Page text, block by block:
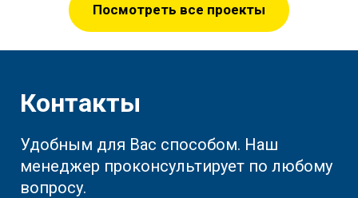
Посмотреть все проекты
Контакты
Удобным для Вас способом. Наш
менеджер проконсультирует по любому
вопросу.